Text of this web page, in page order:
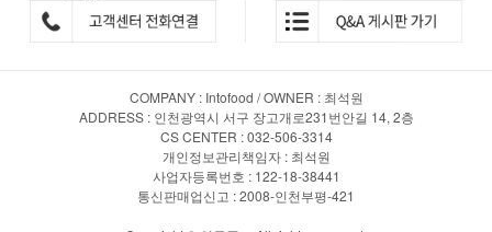
COMPANY : Intofood / OWNER : 최석원
ADDRESS : 인천광역시 서구 장고개로231번안길 14, 2층
CS CENTER : 032-506-3314
개인정보관리책임자 : 최석원
사업자등록번호 : 122-18-38441
통신판매업신고 : 2008-인천부평-421